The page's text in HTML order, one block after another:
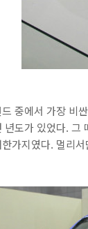
중에서 가장 비
도가 있었다.
가지였다. 멀리